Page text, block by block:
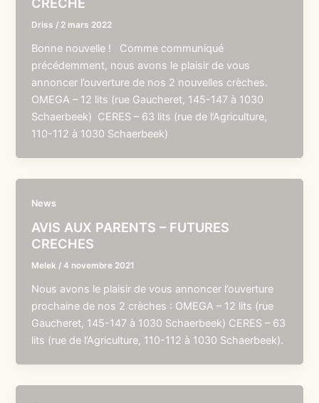
Driss / 2 mars 2022
Bonne nouvelle ! Comme communiqué
précédemment, nous avons le plaisir de vous
annoncer l’ouverture de nos 2 nouvelles crèches.
OMEGA – 12 lits (rue Gaucheret, 145-147 à 1030
Schaerbeek) CERES – 63 lits (rue de l’Agriculture,
110-112 à 1030 Schaerbeek)
News
AVIS AUX PARENTS – FUTURES
CRECHES
Melek /4 novembre 2021
Nous avons le plaisir de vous annoncer l’ouverture
prochaine de nos 2 crèches : OMEGA – 12 lits (rue
Gaucheret, 145-147 à 1030 Schaerbeek) CERES – 63
lits (rue de l’Agriculture, 110-112 à 1030 Schaerbeek).